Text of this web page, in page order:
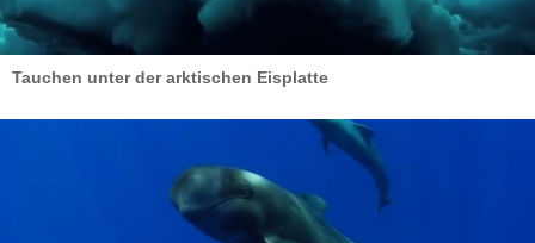
Tauchen unter der arktischen Eisplatte